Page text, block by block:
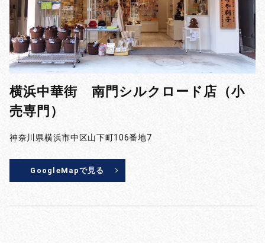
横浜中華街 南門シルクロード店（小
売専門）
神奈川県横浜市中区山下町106番地7
GoogleMapで見る